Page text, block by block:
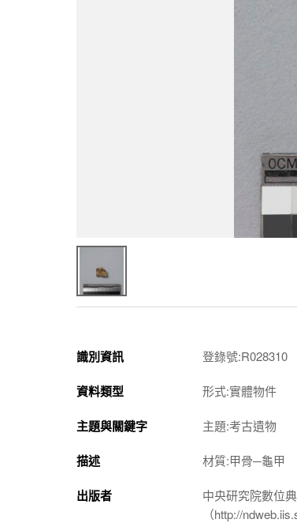
識別資訊 登錄號:R028310
資料類型 形式:實體物件
主題與關鍵字 主題:考古遺物
描述 材質:甲骨─龜甲
出版者
中央研究院數位
（http://